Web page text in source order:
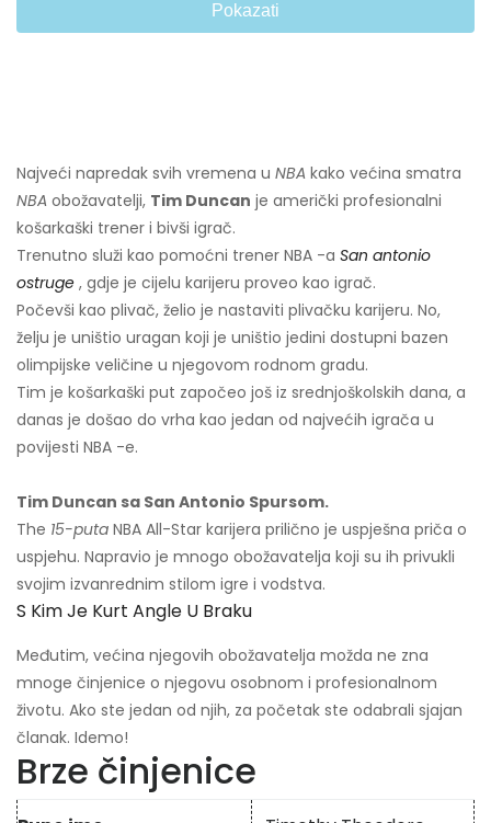
Pokazati
Najveći napredak svih vremena u NBA kako većina smatra
NBA obožavatelji, Tim Duncan je američki profesionalni
košarkaški trener i bivši igrač.
Trenutno služi kao pomoćni trener NBA -a San antonio
ostruge , gdje je cijelu karijeru proveo kao igrač.
Počevši kao plivač, želio je nastaviti plivačku karijeru. No,
želju je uništio uragan koji je uništio jedini dostupni bazen
olimpijske veličine u njegovom rodnom gradu.
Tim je košarkaški put započeo još iz srednjoškolskih dana, a
danas je došao do vrha kao jedan od najvećih igrača u
povijesti NBA -e.
Tim Duncan sa San Antonio Spursom.
The 15-puta NBA All-Star karijera prilično je uspješna priča o
uspjehu. Napravio je mnogo obožavatelja koji su ih privukli
svojim izvanrednim stilom igre i vodstva.
S Kim Je Kurt Angle U Braku
Međutim, većina njegovih obožavatelja možda ne zna
mnoge činjenice o njegovu osobnom i profesionalnom
životu. Ako ste jedan od njih, za početak ste odabrali sjajan
članak. Idemo!
Brze činjenice